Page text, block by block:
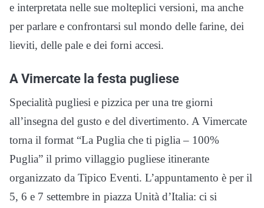
e interpretata nelle sue molteplici versioni, ma anche
per parlare e confrontarsi sul mondo delle farine, dei
lieviti, delle pale e dei forni accesi.
A Vimercate la festa pugliese
Specialità pugliesi e pizzica per una tre giorni
all’insegna del gusto e del divertimento. A Vimercate
torna il format “La Puglia che ti piglia – 100%
Puglia” il primo villaggio pugliese itinerante
organizzato da Tipico Eventi. L’appuntamento è per il
5, 6 e 7 settembre in piazza Unità d’Italia: ci si